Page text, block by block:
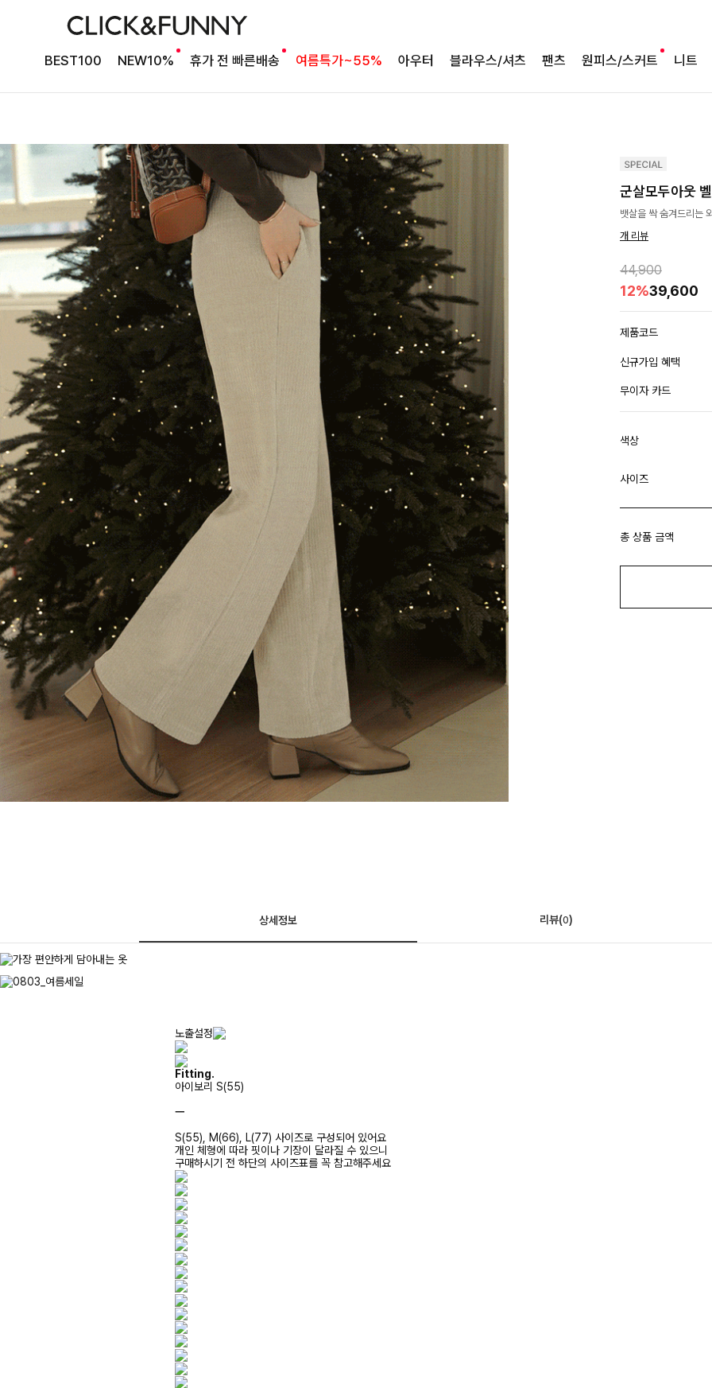
BEST100 NEW10% 휴가 전 빠른배송 여름특가~55% 아우터 블라우스/셔츠 팬츠 원피스/스커트 니트
군살모두아웃
뱃살을 싹 숨겨드리는
개 리뷰
44,900
12%39,600
제품코드
신규가입 혜택
무이자 카드
색상
사이즈
총 상품 금액
상세정보 리뷰(0)
노출설정
Fitting.
아이보리 S(55)
ㅡ
S(55), M(66), L(77) 사이즈로 구성되어 있어요
개인 체형에 따라 핏이나 기장이 달라질 수 있으니
구매하시기 전 하단의 사이즈표를 꼭 참고해주세요